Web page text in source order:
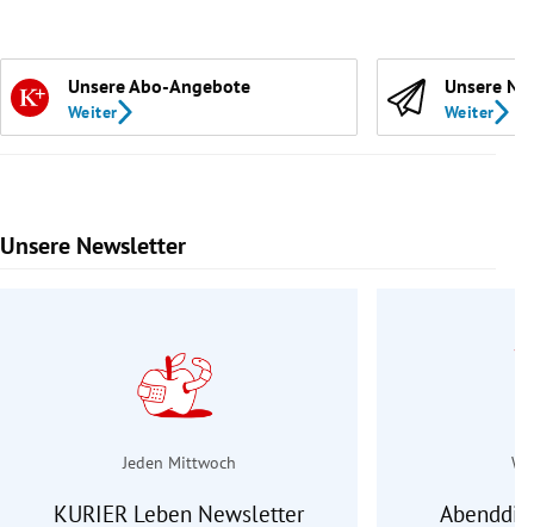
Unsere Abo-Angebote
Weiter
Unsere
Weiter
Unsere Newsletter
Slide 1 von 9
Jeden Mittwoch
KURIER Leben Newsletter